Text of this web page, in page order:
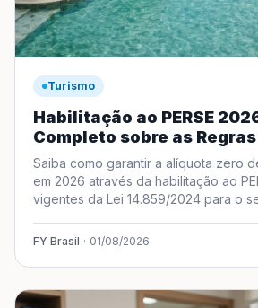
Turismo
Habilitação ao PERSE
Completo sobre as
14.859/2024 para o
Saiba como garantir a alíquota zero
em 2026 através da habilitação ao
vigentes da Lei 14.859/2024 para o
FY Brasil · 01/08/2026